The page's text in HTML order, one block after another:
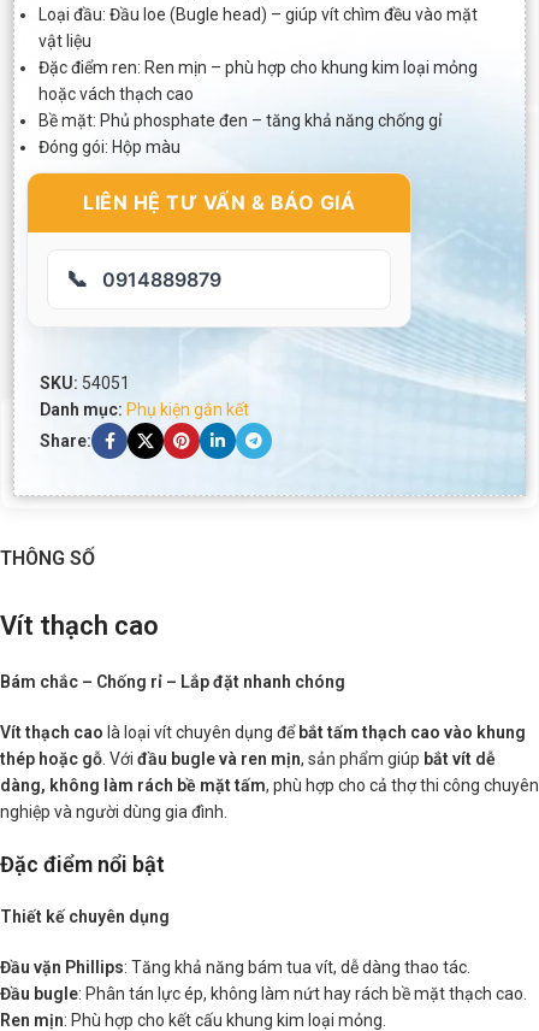
Loại đầu: Đầu loe (Bugle head) – giúp vít chìm đều vào mặt
vật liệu
Đặc điểm ren: Ren mịn – phù hợp cho khung kim loại mỏng
hoặc vách thạch cao
Bề mặt: Phủ phosphate đen – tăng khả năng chống gỉ
Đóng gói: Hộp màu
LIÊN HỆ TƯ VẤN & BÁO GIÁ
📞 0914889879
SKU: 54051
Danh mục: Phụ kiện gắn kết
Share:
THÔNG SỐ
Vít thạch cao
Bám chắc – Chống rỉ – Lắp đặt nhanh chóng
Vít thạch cao là loại vít chuyên dụng để bắt tấm thạch cao vào khung
thép hoặc gỗ . Với đầu bugle và ren mịn, sản phẩm giúp bắt vít dễ
dàng, không làm rách bề mặt tấm, phù hợp cho cả thợ thi công chuyên
nghiệp và người dùng gia đình.
Đặc điểm nổi bật
Thiết kế chuyên dụng
Đầu vặn Phillips: Tăng khả năng bám tua vít, dễ dàng thao tác.
Đầu bugle: Phân tán lực ép, không làm nứt hay rách bề mặt thạch cao.
Ren mịn: Phù hợp cho kết cấu khung kim loại mỏng.